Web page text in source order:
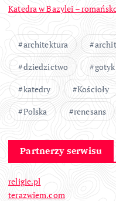
Katedra w Bazylei –
architektura
dziedzictwo
gotyk
katedry
Kościoły
Polska
renesans
Partnerzy serwisu
religie.pl
terazwiem.com